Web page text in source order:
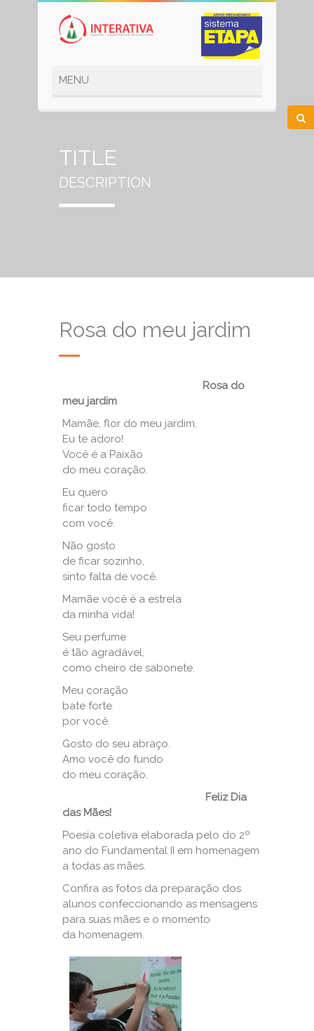
TITLE
DESCRIPTION
Rosa do meu jardim
Rosa do
meu jardim
Mamãe, flor do meu jardim,
Eu te adoro!
Você é a Paixão
do meu coração.
Eu quero
ficar todo tempo
com você.
Não gosto
de ficar sozinho,
sinto falta de você.
Mamãe você é a estrela
da minha vida!
Seu perfume
é tão agradável,
como cheiro de sabonete.
Meu coração
bate forte
por você.
Gosto do seu abraço.
Amo você do fundo
do meu coração.
Feliz Dia
das Mães!
Poesia coletiva elaborada pelo do 2º
ano do Fundamental II em homenagem
a todas as mães.
Confira as fotos da preparação dos
alunos confeccionando as mensagens
para suas mães e o momento
da homenagem.